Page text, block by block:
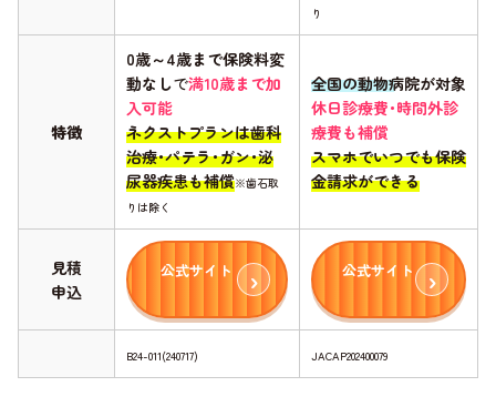
り
特徴
0歳～4歳まで保険料変
動なしで満10歳まで加
入可能
ネクストプランは歯科
治療･パテラ･ガン･泌
尿器疾患も補償※歯石取
りは除く
全国の動物病院が対象
休日診療費･時間外診
療費も補償
スマホでいつでも保険
金請求ができる
見積
申込
公式サイト 公式サイト
B24-011(240717) JACAP202400079